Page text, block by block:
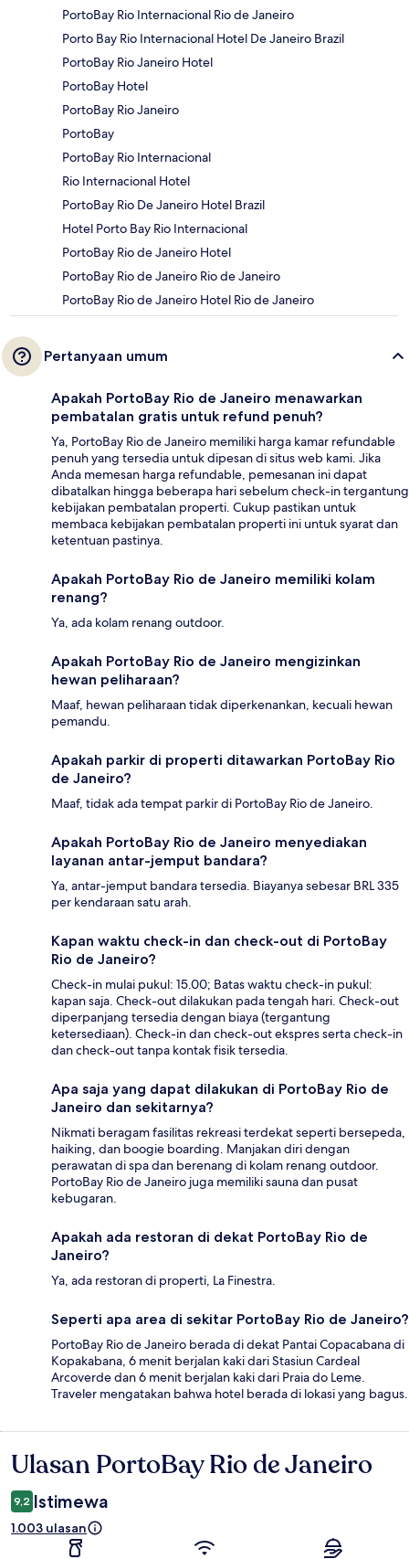
PortoBay Rio Internacional Rio de Janeiro
Porto Bay Rio Internacional Hotel De Janeiro Brazil
PortoBay Rio Janeiro Hotel
PortoBay Hotel
PortoBay Rio Janeiro
PortoBay
PortoBay Rio Internacional
Rio Internacional Hotel
PortoBay Rio De Janeiro Hotel Brazil
Hotel Porto Bay Rio Internacional
PortoBay Rio de Janeiro Hotel
PortoBay Rio de Janeiro Rio de Janeiro
PortoBay Rio de Janeiro Hotel Rio de Janeiro
Pertanyaan umum
Apakah PortoBay Rio de Janeiro menawarkan
pembatalan gratis untuk refund penuh?
Ya, PortoBay Rio de Janeiro memiliki harga kamar refundable
penuh yang tersedia untuk dipesan di situs web kami. Jika
Anda memesan harga refundable, pemesanan ini dapat
dibatalkan hingga beberapa hari sebelum check-in tergantung
kebijakan pembatalan properti. Cukup pastikan untuk
membaca kebijakan pembatalan properti ini untuk syarat dan
ketentuan pastinya.
Apakah PortoBay Rio de Janeiro memiliki kolam
renang?
Ya, ada kolam renang outdoor.
Apakah PortoBay Rio de Janeiro mengizinkan
hewan peliharaan?
Maaf, hewan peliharaan tidak diperkenankan, kecuali hewan
pemandu.
Apakah parkir di properti ditawarkan PortoBay Rio
de Janeiro?
Maaf, tidak ada tempat parkir di PortoBay Rio de Janeiro.
Apakah PortoBay Rio de Janeiro menyediakan
layanan antar-jemput bandara?
Ya, antar-jemput bandara tersedia. Biayanya sebesar BRL 335
per kendaraan satu arah.
Kapan waktu check-in dan check-out di PortoBay
Rio de Janeiro?
Check-in mulai pukul: 15.00; Batas waktu check-in pukul:
kapan saja. Check-out dilakukan pada tengah hari. Check-out
diperpanjang tersedia dengan biaya (tergantung
ketersediaan). Check-in dan check-out ekspres serta check-in
dan check-out tanpa kontak fisik tersedia.
Apa saja yang dapat dilakukan di PortoBay Rio de
Janeiro dan sekitarnya?
Nikmati beragam fasilitas rekreasi terdekat seperti bersepeda,
haiking, dan boogie boarding. Manjakan diri dengan
perawatan di spa dan berenang di kolam renang outdoor.
PortoBay Rio de Janeiro juga memiliki sauna dan pusat
kebugaran.
Apakah ada restoran di dekat PortoBay Rio de
Janeiro?
Ya, ada restoran di properti, La Finestra.
Seperti apa area di sekitar PortoBay Rio de Janeiro?
PortoBay Rio de Janeiro berada di dekat Pantai Copacabana di
Kopakabana, 6 menit berjalan kaki dari Stasiun Cardeal
Arcoverde dan 6 menit berjalan kaki dari Praia do Leme.
Traveler mengatakan bahwa hotel berada di lokasi yang bagus.
Ulasan
Ulasan PortoBay Rio de Janeiro
9,2 Istimewa
1.003 ulasan